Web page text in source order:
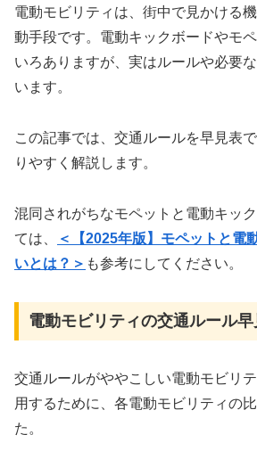
電動モビリティは、街中で見かける
動手段です。電動キックボードやモ
いろありますが、実はルールや必要
います。
この記事では、交通ルールを早見表
りやすく解説します。
混同されがちなモペットと電動キッ
ては、
＜【2025年版】モペットと電
いとは？＞ も参考にしてください。
電動モビリティの交通ルール早
交通ルールがややこしい電動モビリ
用するために、各電動モビリティの
た。